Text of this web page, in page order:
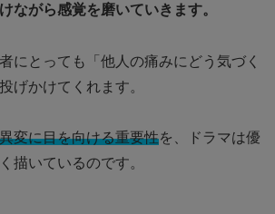
ながら感覚を磨いていきます。
にとっても「他人の痛みにどう気づく
げかけてくれます。
変に目を向ける重要性を、ドラマは優
描いているのです。